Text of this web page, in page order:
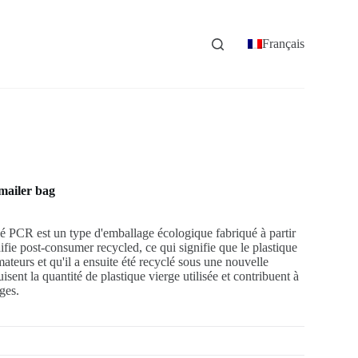
Français
bag
PCR est un type d'emballage écologique fabriqué à partir
post-consumer recycled, ce qui signifie que le plastique
et qu'il a ensuite été recyclé sous une nouvelle
la quantité de plastique vierge utilisée et contribuent à